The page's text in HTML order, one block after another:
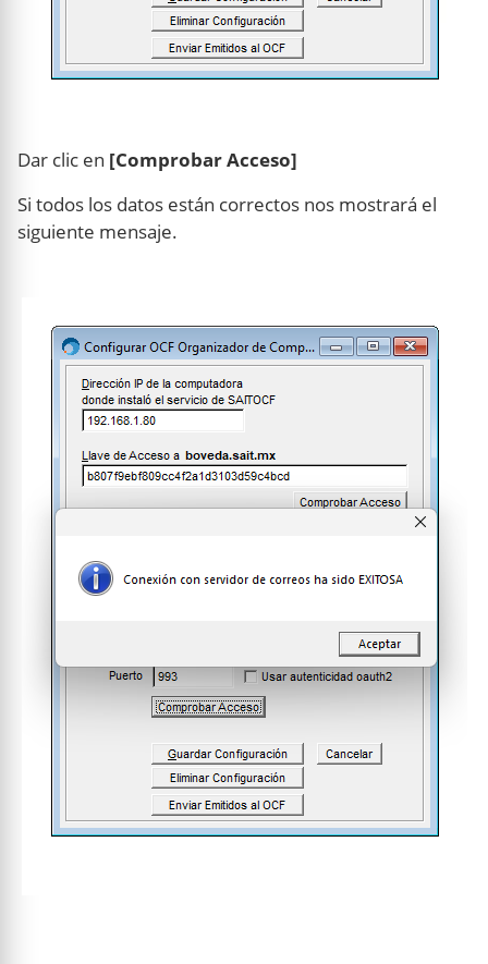
Dar clic en [Comprobar Acceso]
Si todos los datos están correctos nos mostrará el
siguiente mensaje.